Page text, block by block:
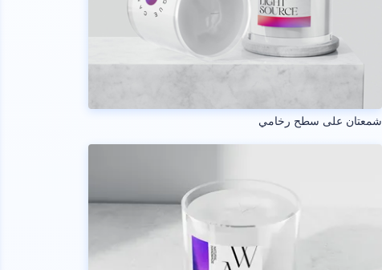
شمعتان على سطح رخامي